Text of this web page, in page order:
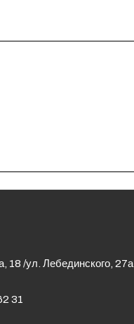
18 /ул. Лебединского, 27а
31